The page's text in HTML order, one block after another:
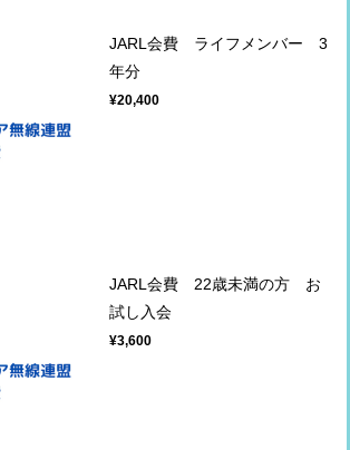
JARL会費 ライフメンバー 3
年分
¥20,400
JARL会費 22歳未満の方 お
試し入会
¥3,600